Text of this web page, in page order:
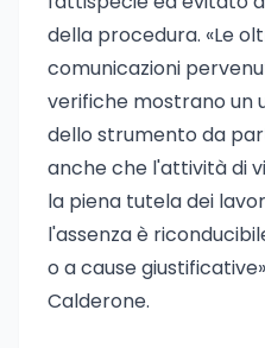
della procedura. «Le
comunicazioni
verifiche mostrano un
dello strumento da
anche che l'attività di
la piena tutela dei
l'assenza è
o a cause
Calderone.